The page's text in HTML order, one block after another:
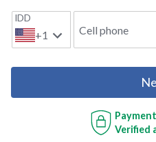
IDD
+1 Cell phone
Payment
Verified